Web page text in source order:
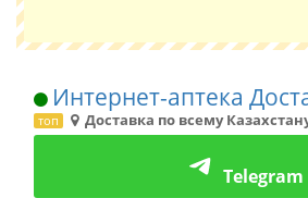
Интернет-аптека
топ Доставка по всему
Telegram